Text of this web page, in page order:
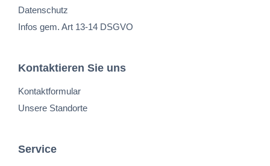
Datenschutz
Infos gem. Art 13-14 DSGVO
Kontaktieren Sie uns
Kontaktformular
Unsere Standorte
Service